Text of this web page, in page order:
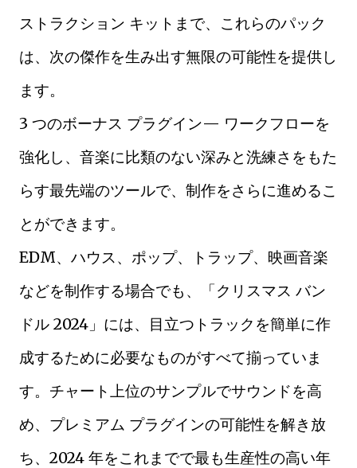
ストラクション キットまで、これらのパック
は、次の傑作を生み出す無限の可能性を提供し
ます。
3 つのボーナス プラグイン— ワークフローを
強化し、音楽に比類のない深みと洗練さをもた
らす最先端のツールで、制作をさらに進めるこ
とができます。
EDM、ハウス、ポップ、トラップ、映画音楽
などを制作する場合でも、「クリスマス バン
ドル 2024」には、目立つトラックを簡単に作
成するために必要なものがすべて揃っていま
す。チャート上位のサンプルでサウンドを高
め、プレミアム プラグインの可能性を解き放
ち、2024 年をこれまでで最も生産性の高い年